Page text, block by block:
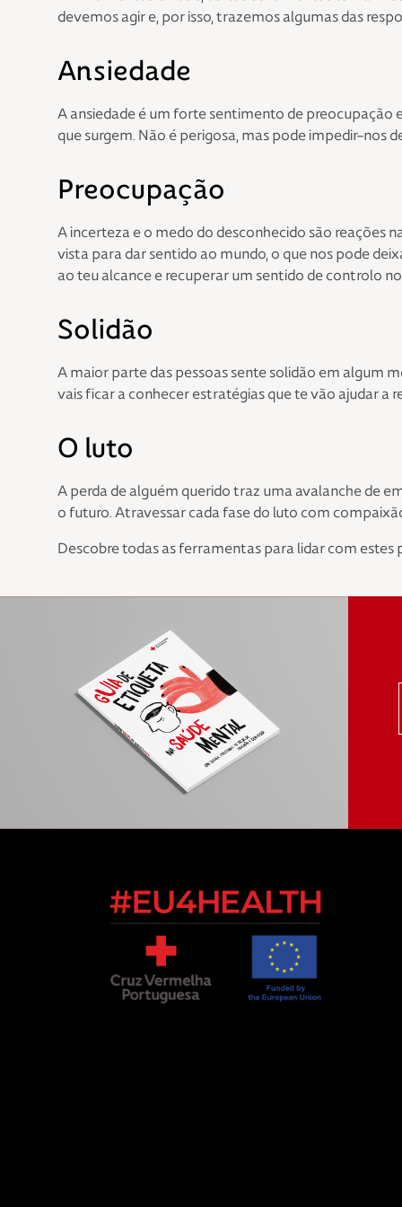
devemos agir e, por isso, trazemos algumas das
Ansiedade
A ansiedade é um forte sentimento de preocupação
que surgem. Não é perigosa, mas pode impedir-nos
Preocupação
A incerteza e o medo do desconhecido são reações
vista para dar sentido ao mundo, o que nos pode
ao teu alcance e recuperar um sentido de controlo no
Solidão
A maior parte das pessoas sente solidão em algum
vais ficar a conhecer estratégias que te vão ajudar a
O luto
A perda de alguém querido traz uma avalanche de
o futuro. Atravessar cada fase do luto com
Descobre todas as ferramentas para lidar com estes